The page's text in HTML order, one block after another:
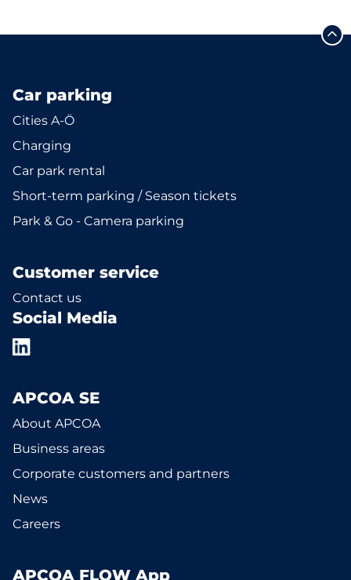
Car parking
Cities A-Ö
Charging
Car park rental
Short-term parking / Season tickets
Park & Go - Camera parking
Customer service
Contact us
Social Media
APCOA SE
About APCOA
Business areas
Corporate customers and partners
News
Careers
APCOA FLOW App